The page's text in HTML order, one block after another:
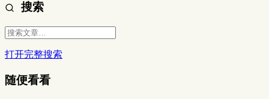
搜索
打开完整搜索
随便看看